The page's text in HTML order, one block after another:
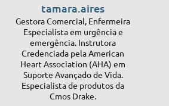
tamara.aires
Gestora Comercial, Enfermeira
Especialista em urgência e
emergência. Instrutora
Credenciada pela American
Heart Association (AHA) em
Suporte Avançado de Vida.
Especialista de produtos da
Cmos Drake.